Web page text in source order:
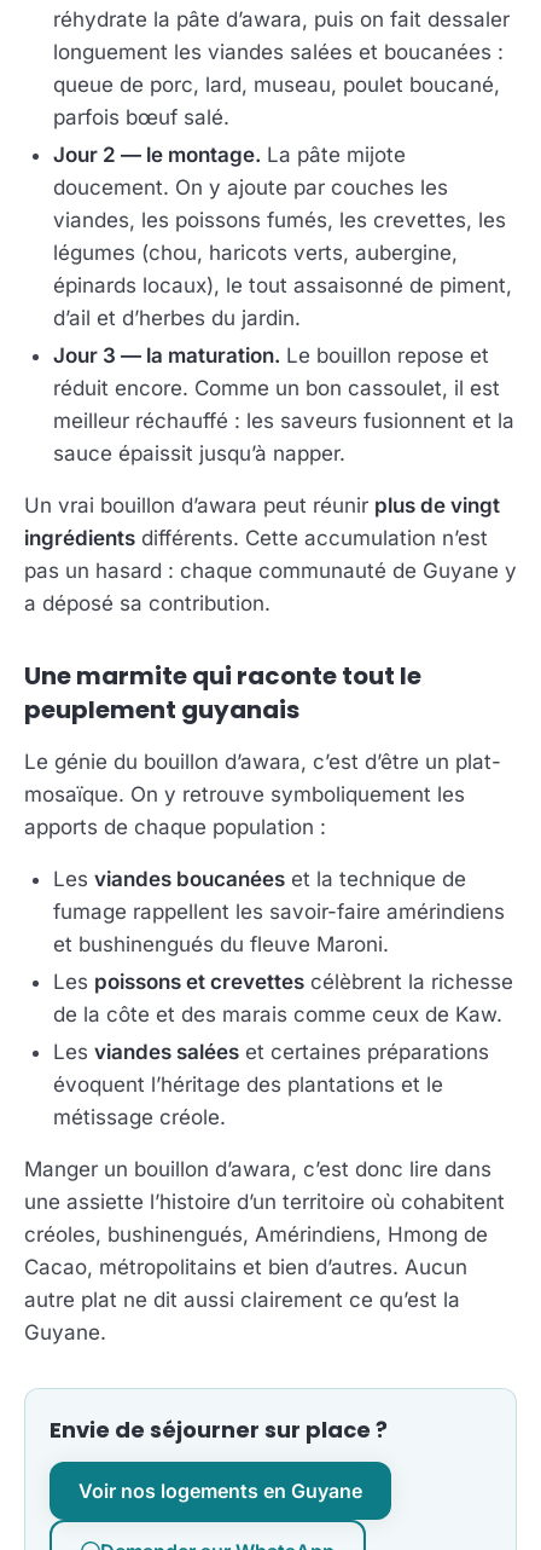
réhydrate la pâte d’awara, puis on fait dessaler
longuement les viandes salées et boucanées :
queue de porc, lard, museau, poulet boucané,
parfois bœuf salé.
Jour 2 — le montage. La pâte mijote
doucement. On y ajoute par couches les
viandes, les poissons fumés, les crevettes, les
légumes (chou, haricots verts, aubergine,
épinards locaux), le tout assaisonné de piment,
d’ail et d’herbes du jardin.
Jour 3 — la maturation. Le bouillon repose et
réduit encore. Comme un bon cassoulet, il est
meilleur réchauffé : les saveurs fusionnent et la
sauce épaissit jusqu’à napper.
Un vrai bouillon d’awara peut réunir plus de vingt
ingrédients différents. Cette accumulation n’est
pas un hasard : chaque communauté de Guyane y
a déposé sa contribution.
Une marmite qui raconte tout le
peuplement guyanais
Le génie du bouillon d’awara, c’est d’être un plat-
mosaïque. On y retrouve symboliquement les
apports de chaque population :
Les viandes boucanées et la technique de
fumage rappellent les savoir-faire amérindiens
et bushinengués du fleuve Maroni.
Les poissons et crevettes célèbrent la richesse
de la côte et des marais comme ceux de Kaw.
Les viandes salées et certaines préparations
évoquent l’héritage des plantations et le
métissage créole.
Manger un bouillon d’awara, c’est donc lire dans
une assiette l’histoire d’un territoire où cohabitent
créoles, bushinengués, Amérindiens, Hmong de
Cacao, métropolitains et bien d’autres. Aucun
autre plat ne dit aussi clairement ce qu’est la
Guyane.
Envie de séjourner sur place ?
Voir nos logements en Guyane